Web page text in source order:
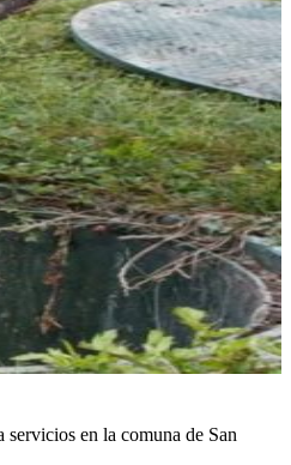
en la comuna de San